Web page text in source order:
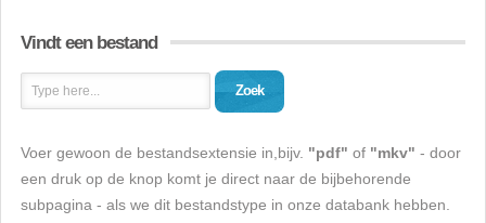
Vindt een bestand
Zoek
Voer gewoon de bestandsextensie in,bijv. "pdf" of "mkv" - door
een druk op de knop komt je direct naar de bijbehorende
subpagina - als we dit bestandstype in onze databank hebben.